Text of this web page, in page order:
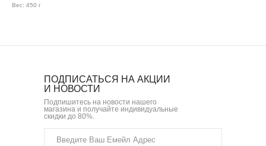
Вес: 450 г
ПОДПИСАТЬСЯ НА АКЦИИ
И НОВОСТИ
Подпишитесь на новости нашего
магазина и получайте индивидуальные
скидки до 80%.